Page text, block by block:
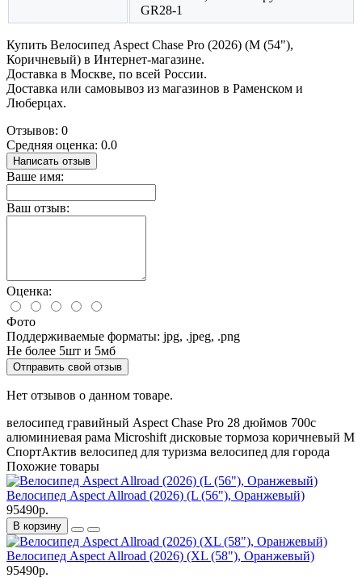
GR28-1
Купить Велосипед Aspect Chase Pro (2026) (M (54"),
Коричневый) в Интернет-магазине.
Доставка в Москве, по всей России.
Доставка или самовывоз из магазинов в Раменском и
Люберцах.
Отзывов: 0
Средняя оценка: 0.0
Написать отзыв
Ваше имя:
Ваш отзыв:
Оценка:
Фото
Поддерживаемые форматы: jpg, .jpeg, .png
Не более 5шт и 5мб
Отправить свой отзыв
Нет отзывов о данном товаре.
велосипед гравийный Aspect Chase Pro 28 дюймов 700c
алюминиевая рама Microshift дисковые тормоза коричневый M
СпортАктив велосипед для туризма велосипед для города
Похожие товары
Велосипед Aspect Allroad (2026) (L (56"), Оранжевый)
95490р.
В корзину
Велосипед Aspect Allroad (2026) (XL (58"), Оранжевый)
95490р.